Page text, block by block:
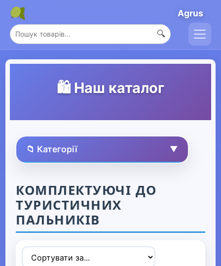
Agrus
🔍
🛍️ Наш каталог
📁 Категорії ▼
▼ Спорт та захоплення
▶
Спортивні товари
КОМПЛЕКТУЮЧІ ДО
ТУРИСТИЧНИХ
ПАЛЬНИКІВ